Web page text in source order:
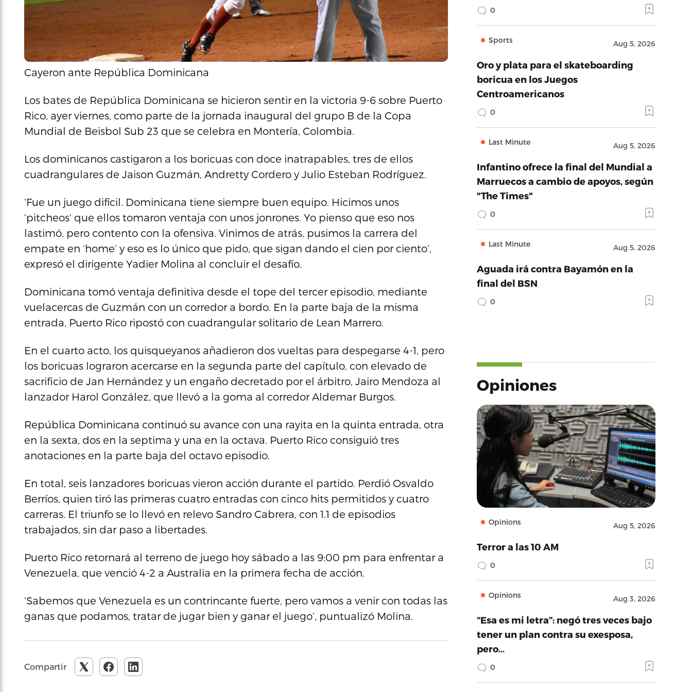
Cayeron ante República Dominicana
Los bates de República Dominicana se hicieron sentir en la victoria 9-6 sobre Puerto
Rico, ayer viernes, como parte de la jornada inaugural del grupo B de la Copa
Mundial de Beisbol Sub 23 que se celebra en Montería, Colombia.
Los dominicanos castigaron a los boricuas con doce inatrapables, tres de ellos
cuadrangulares de Jaison Guzmán, Andretty Cordero y Julio Esteban Rodríguez.
‘Fue un juego difícil. Dominicana tiene siempre buen equipo. Hicimos unos
‘pitcheos’ que ellos tomaron ventaja con unos jonrones. Yo pienso que eso nos
lastimó, pero contento con la ofensiva. Vinimos de atrás, pusimos la carrera del
empate en ‘home’ y eso es lo único que pido, que sigan dando el cien por ciento’,
expresó el dirigente Yadier Molina al concluir el desafío.
Dominicana tomó ventaja definitiva desde el tope del tercer episodio, mediante
vuelacercas de Guzmán con un corredor a bordo. En la parte baja de la misma
entrada, Puerto Rico ripostó con cuadrangular solitario de Lean Marrero.
En el cuarto acto, los quisqueyanos añadieron dos vueltas para despegarse 4-1, pero
los boricuas lograron acercarse en la segunda parte del capítulo, con elevado de
sacrificio de Jan Hernández y un engaño decretado por el árbitro, Jairo Mendoza al
lanzador Harol González, que llevó a la goma al corredor Aldemar Burgos.
República Dominicana continuó su avance con una rayita en la quinta entrada, otra
en la sexta, dos en la septima y una en la octava. Puerto Rico consiguió tres
anotaciones en la parte baja del octavo episodio.
En total, seis lanzadores boricuas vieron acción durante el partido. Perdió Osvaldo
Berríos, quien tiró las primeras cuatro entradas con cinco hits permitidos y cuatro
carreras. El triunfo se lo llevó en relevo Sandro Cabrera, con 1.1 de episodios
trabajados, sin dar paso a libertades.
Puerto Rico retornará al terreno de juego hoy sábado a las 9:00 pm para enfrentar a
Venezuela, que venció 4-2 a Australia en la primera fecha de acción.
‘Sabemos que Venezuela es un contrincante fuerte, pero vamos a venir con todas las
ganas que podamos, tratar de jugar bien y ganar el juego’, puntualizó Molina.
Compartir
0
Sports Aug 5, 2026
Oro y plata para el skateboarding
boricua en los Juegos
Centroamericanos
0
Last Minute Aug 5, 2026
Infantino ofrece la final del Mundial a
Marruecos a cambio de apoyos, según
"The Times"
0
Last Minute Aug 5, 2026
Aguada irá contra Bayamón en la
final del BSN
0
Opiniones
Opinions Aug 5, 2026
Terror a las 10 AM
0
Opinions Aug 3, 2026
“Esa es mi letra”: negó tres veces bajo
tener un plan contra su exesposa,
pero…
0